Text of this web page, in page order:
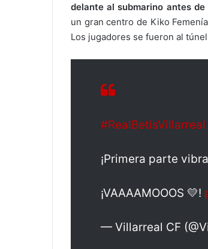
delante al submarino antes
un gran centro de Kiko
Los jugadores se fueron al
#RealBetisVillarreal
¡Primera parte
¡VAAAAMOOOS 💛!
— Villarreal CF